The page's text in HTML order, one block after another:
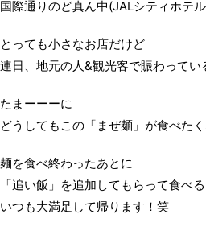
国際通りのど真ん中(JALシティホテ
とっても小さなお店だけど
連日、地元の人&観光客で賑わって
たまーーーに
どうしてもこの「まぜ麺」が食べた
麺を食べ終わったあとに
「追い飯」を追加してもらって食べ
いつも大満足して帰ります！笑